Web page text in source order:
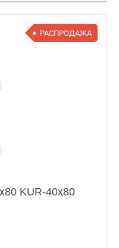
РАСПРОДАЖА
KUR-40х80